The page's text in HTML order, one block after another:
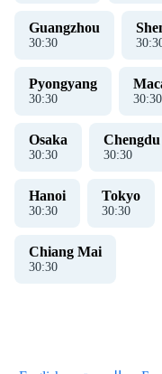
Guangzhou
30:30 30:
Pyongyang
30:30 30:30
Osaka
30:30
Chengdu
30:30
Hanoi
30:30
Tokyo
30:30
Chiang Mai
30:30